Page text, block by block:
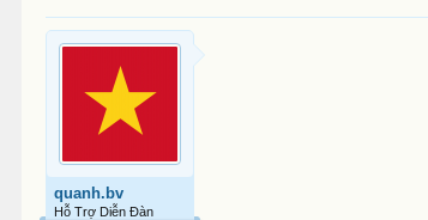
quanh.bv
Hỗ Trợ Diễn Đàn